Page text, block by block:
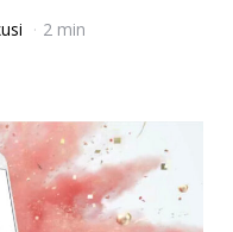
2 min